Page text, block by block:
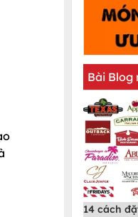
Bài Blog
14 cách